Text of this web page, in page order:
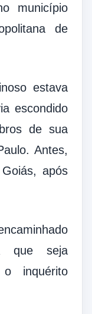
município
de
estava
escondido
de sua
Antes,
após
que seja
inquérito